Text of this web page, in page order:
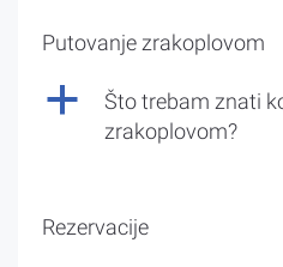
Putovanje zrakoplovom
a
Što trebam znati
zrakoplovom?
Rezervacije